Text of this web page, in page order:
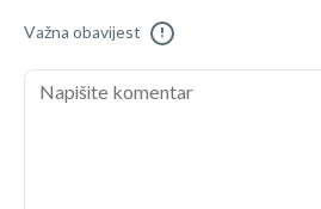
Važna obavijest !